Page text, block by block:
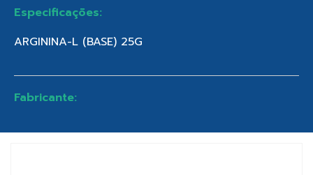
Especificações:
ARGININA-L (BASE) 25G
Fabricante: